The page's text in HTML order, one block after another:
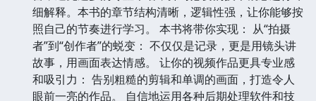
细解释。本书的章节结构清晰，逻辑性强，让你能够按
照自己的节奏进行学习。 本书将带你实现： 从“拍摄
者”到“创作者”的蜕变： 不仅仅是记录，更是用镜头讲
故事，用画面表达情感。 让你的视频作品更具专业感
和吸引力： 告别粗糙的剪辑和单调的画面，打造令人
眼前一亮的作品。 自信地运用各种后期处理软件和技